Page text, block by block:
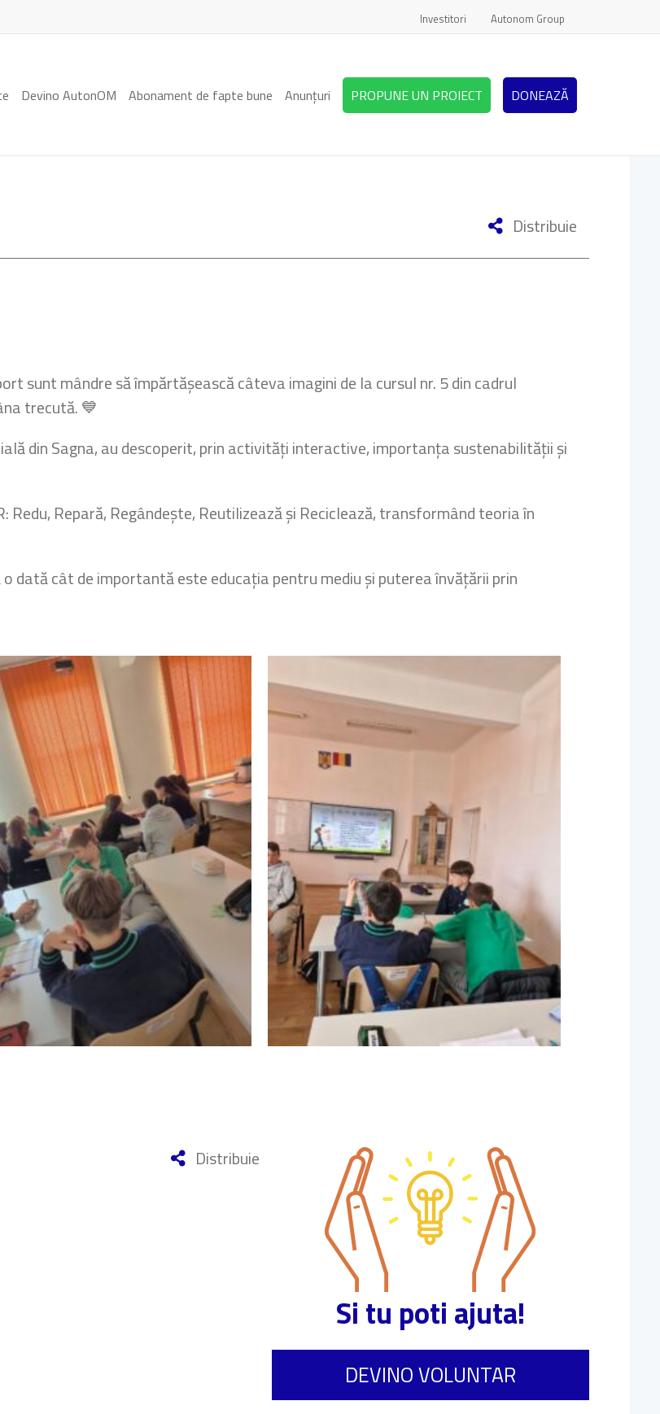
Investitori Autonom Group
Devino AutonOM Abonament de fapte bune Anunțuri PROPUNE UN PROIECT DONEAZĂ
Distribuie
sunt mândre să împărtășească câteva imagini de la cursul nr. 5 din cadrul
trecută. 💙
din Sagna, au descoperit, prin activități interactive, importanța sustenabilității și
Redu, Repară, Regândește, Reutilizează și Reciclează, transformând teoria în
dată cât de importantă este educația pentru mediu și puterea învățării prin
Distribuie
Si tu poti ajuta!
DEVINO VOLUNTAR